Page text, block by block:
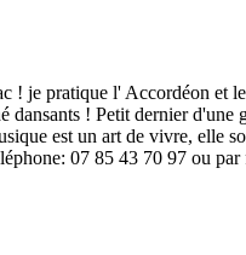
! je pratique l' Accordéon et
! Petit dernier d'une
est un art de vivre, elle
07 85 43 70 97 ou